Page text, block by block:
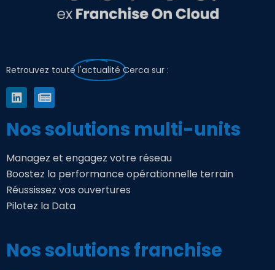
Retrouvez toute l'actualité Cerca sur :
Nos solutions multi-units
Managez et engagez votre réseau
Boostez la performance opérationnelle terrain
Réussissez vos ouvertures
Pilotez la Data
Nos solutions franchise